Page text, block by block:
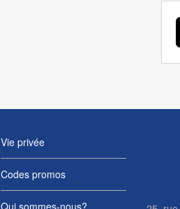
Vie privée
Codes promos